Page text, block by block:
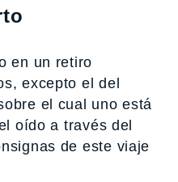
en un retiro
excepto el del
el cual uno está
oído a través del
de este viaje